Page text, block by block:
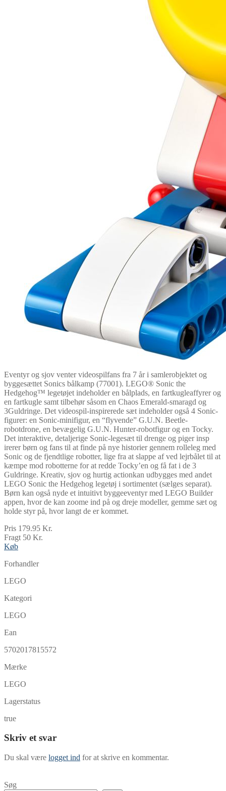
Eventyr og sjov venter videospilfans fra 7 år i samlerobjektet og
byggesættet Sonics bålkamp (77001). LEGO® Sonic the
Hedgehog™ legetøjet indeholder en bålplads, en fartkugleaffyrer og
en fartkugle samt tilbehør såsom en Chaos Emerald-smaragd og
3Guldringe. Det videospil-inspirerede sæt indeholder også 4 Sonic-
figurer: en Sonic-minifigur, en “flyvende” G.U.N. Beetle-
robotdrone, en bevægelig G.U.N. Hunter-robotfigur og en Tocky.
Det interaktive, detaljerige Sonic-legesæt til drenge og piger insp
irerer børn og fans til at finde på nye historier gennem rolleleg med
Sonic og de fjendtlige robotter, lige fra at slappe af ved lejrbålet til at
kæmpe mod robotterne for at redde Tocky’en og få fat i de 3
Guldringe. Kreativ, sjov og hurtig actionkan udbygges med andet
LEGO Sonic the Hedgehog legetøj i sortimentet (sælges separat).
Børn kan også nyde et intuitivt byggeeventyr med LEGO Builder
appen, hvor de kan zoome ind på og dreje modeller, gemme sæt og
holde styr på, hvor langt de er kommet.
Pris 179.95 Kr.
Fragt 50 Kr.
Køb
Forhandler
LEGO
Kategori
LEGO
Ean
5702017815572
Mærke
LEGO
Lagerstatus
true
Skriv et svar
Du skal være logget ind for at skrive en kommentar.
Søg